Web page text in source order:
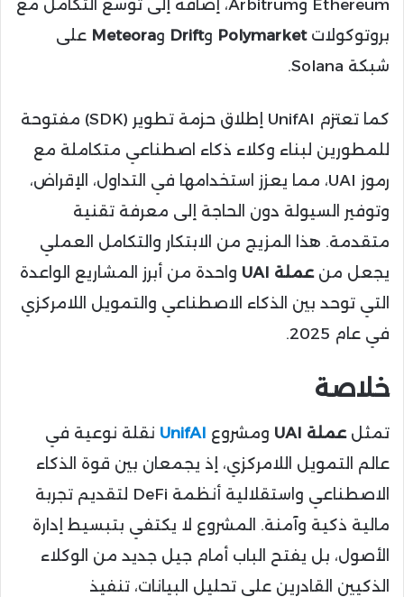
Ethereum وArbitrum، إضافة إلى توسع التكامل مع
بروتوكولاتPolymarket وDrift وMeteora على
شبكة Solana.
كما تعتزم UnifAI إطلاق حزمة تطوير (SDK) مفتوحة
للمطورين لبناء وكلاء ذكاء اصطناعي متكاملة مع
رموز UAI، مما يعزز استخدامها في التداول، الإقراض،
وتوفير السيولة دون الحاجة إلى معرفة تقنية
متقدمة. هذا المزيج من الابتكار والتكامل العملي
يجعل منعملة UAI
واحدة من أبرز المشاريع الواعدة
التي توحد بين الذكاء الاصطناعي والتمويل اللامركزي
في عام 2025.
خلاصة
تمثلعملة UAI ومشروع UnifAI نقلة نوعية في
عالم التمويل اللامركزي، إذ يجمعان بين قوة الذكاء
الاصطناعي واستقلالية أنظمة DeFi لتقديم تجربة
مالية ذكية وآمنة. المشروع لا يكتفي بتبسيط إدارة
الأصول، بل يفتح الباب أمام جيل جديد من الوكلاء
الذكيين القادرين على تحليل البيانات، تنفيذ